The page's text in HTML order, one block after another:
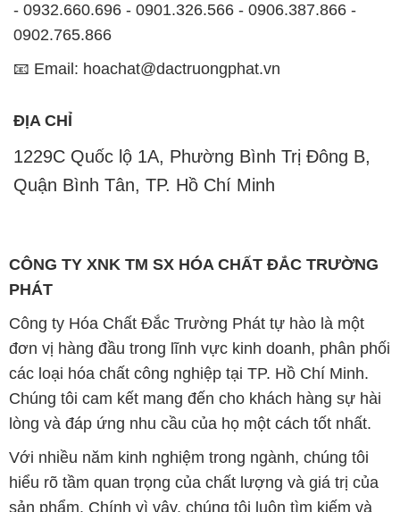
ĐỊA CHỈ
1229C Quốc lộ 1A, Phường Bình Trị Đông B,
Quận Bình Tân, TP. Hồ Chí Minh
CÔNG TY XNK TM SX HÓA CHẤT ĐẮC TRƯỜNG
PHÁT
các loại hóa chất công nghiệp tại TP. Hồ Chí Minh.
Chúng tôi cam kết mang đến cho khách hàng sự hài
lòng và đáp ứng nhu cầu của họ một cách tốt nhất.
Với nhiều năm kinh nghiệm trong ngành, chúng tôi
hiểu rõ tầm quan trọng của chất lượng và giá trị của
sản phẩm. Chính vì vậy, chúng tôi luôn tìm kiếm và
cung cấp những sản phẩm hóa chất chất lượng cao
và giá thành hợp lý, đảm bảo mang lại lợi ích lớn
nhất cho khách hàng.
Chúng tôi coi trọng uy tín trong kinh doanh và luôn